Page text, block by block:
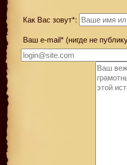
Как Вас зовут*:
Ваш e-mail* (нигде не